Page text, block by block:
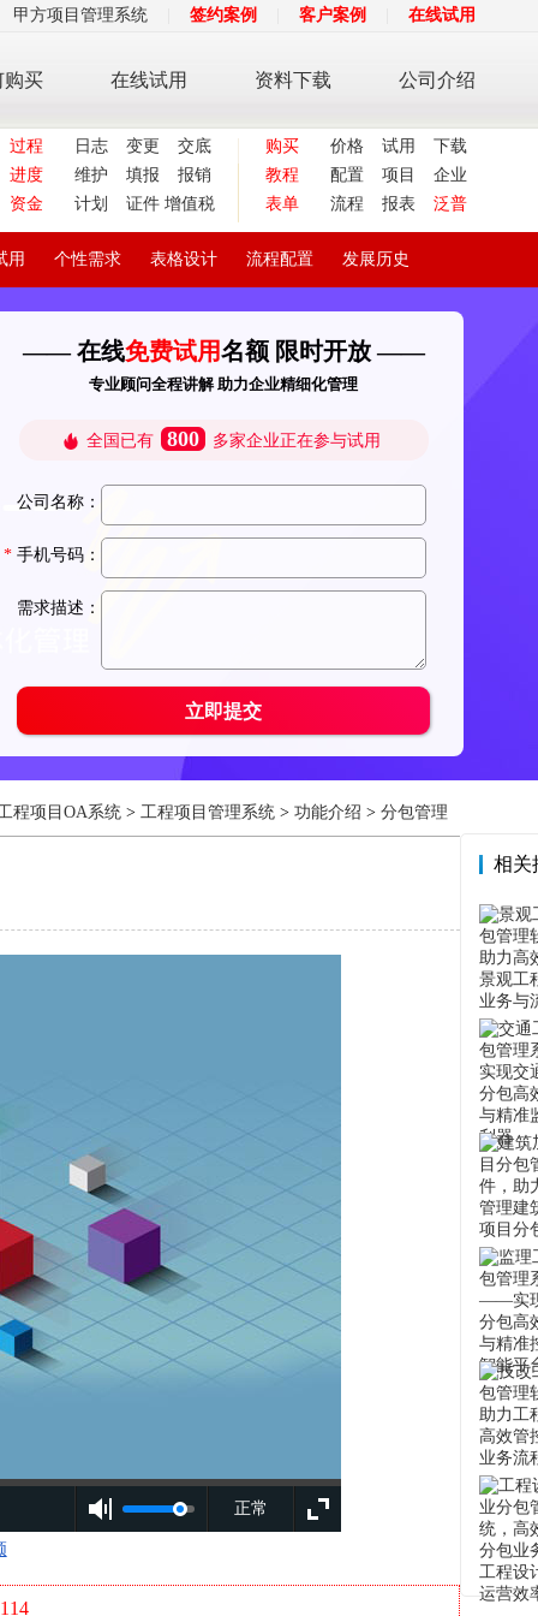
甲方项目管理系统 签约案例 客户案例 在线试用
购买 在线试用 资料下载 公司介绍
过程 日志 变更
交底
进度
维护 填报
报销
资金
计划 证件 增值税
购买 价格 试用
下载
教程
配置 项目
企业
表单
流程 报表 泛普
用 个性需求 表格设计 流程配置 发展历史
程项目OA系统 > 工程项目管理系统 > 功能介绍 > 分包管理
正常
相关